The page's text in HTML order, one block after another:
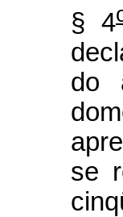
§ 4
do
se